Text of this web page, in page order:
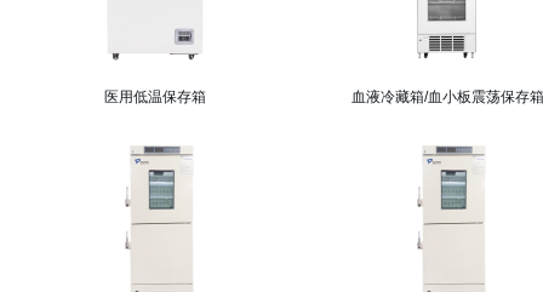
医用低温保存箱 血液冷藏箱/血小板震荡保存箱